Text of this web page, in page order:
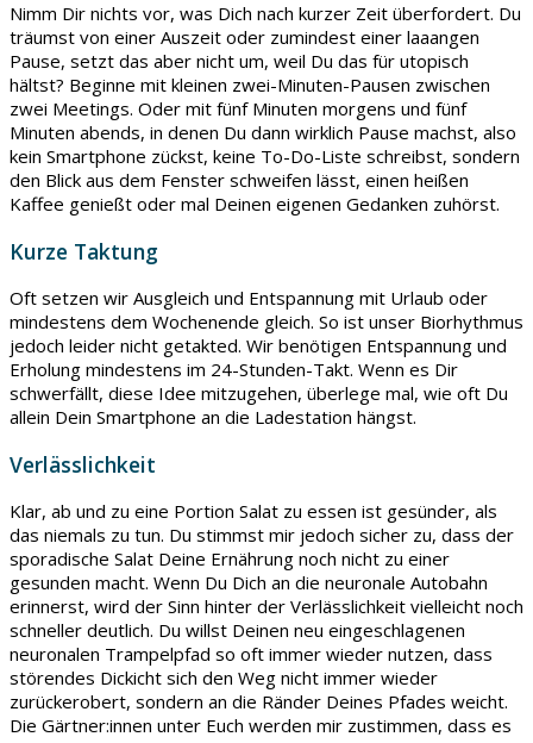
Nimm Dir nichts vor, was Dich nach kurzer Zeit überfordert. Du
träumst von einer Auszeit oder zumindest einer laaangen
Pause, setzt das aber nicht um, weil Du das für utopisch
hältst? Beginne mit kleinen zwei-Minuten-Pausen zwischen
zwei Meetings. Oder mit fünf Minuten morgens und fünf
Minuten abends, in denen Du dann wirklich Pause machst, also
kein Smartphone zückst, keine To-Do-Liste schreibst, sondern
den Blick aus dem Fenster schweifen lässt, einen heißen
Kaffee genießt oder mal Deinen eigenen Gedanken zuhörst.
Kurze Taktung
Oft setzen wir Ausgleich und Entspannung mit Urlaub oder
mindestens dem Wochenende gleich. So ist unser Biorhythmus
jedoch leider nicht getakted. Wir benötigen Entspannung und
Erholung mindestens im 24-Stunden-Takt. Wenn es Dir
schwerfällt, diese Idee mitzugehen, überlege mal, wie oft Du
allein Dein Smartphone an die Ladestation hängst.
Verlässlichkeit
Klar, ab und zu eine Portion Salat zu essen ist gesünder, als
das niemals zu tun. Du stimmst mir jedoch sicher zu, dass der
sporadische Salat Deine Ernährung noch nicht zu einer
gesunden macht. Wenn Du Dich an die neuronale Autobahn
erinnerst, wird der Sinn hinter der Verlässlichkeit vielleicht noch
schneller deutlich. Du willst Deinen neu eingeschlagenen
neuronalen Trampelpfad so oft immer wieder nutzen, dass
störendes Dickicht sich den Weg nicht immer wieder
zurückerobert, sondern an die Ränder Deines Pfades weicht.
Die Gärtner:innen unter Euch werden mir zustimmen, dass es